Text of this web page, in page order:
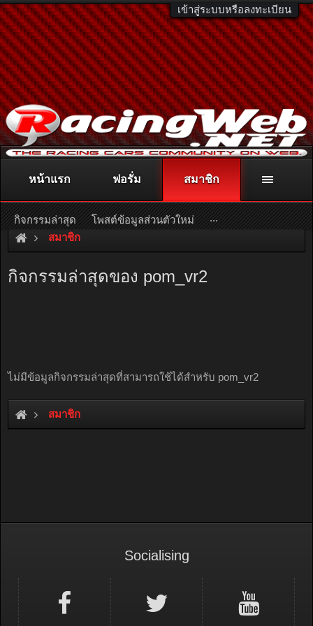
เข้าสู่ระบบหรือลงทะเบียน
ติดต่อลงโฆษณา racingweb@gmail.comหรือโทร. 081-811-1138
หรืออ่านรายละเอียดเพิ่มเติม คลิกที่นี่
สมาชิก
กิจกรรมล่าสุดของ pom_vr2
ไม่มีข้อมูลกิจกรรมล่าสุดที่สามารถใช้ได้สำหรับ pom_vr2
สมาชิก
หน้าแรก ฟอรั่ม สมาชิก
กิจกรรมล่าสุด โพสต์ข้อมูลส่วนตัวใหม่ ...
Socialising